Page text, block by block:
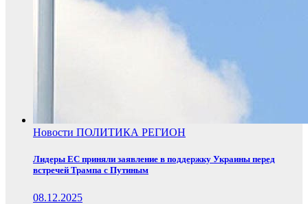
Новости ПОЛИТИКА РЕГИОН
Лидеры ЕС приняли заявление в поддержку Украины перед
встречей Трампа с Путиным
08.12.2025